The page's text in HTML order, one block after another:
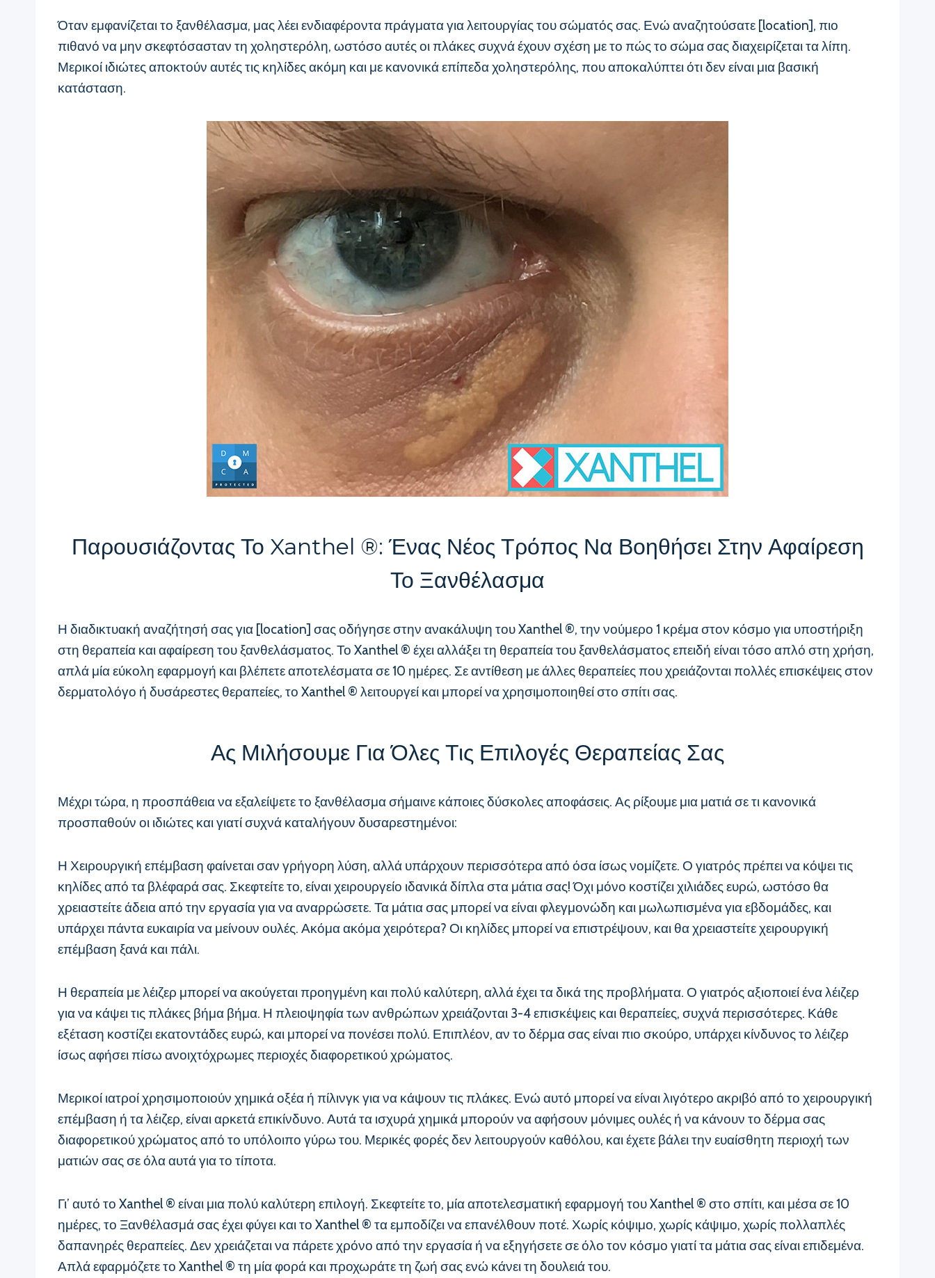
Όταν εμφανίζεται το ξανθέλασμα, μας λέει ενδιαφέροντα πράγματα για λειτουργίας του σώματός σας. Ενώ αναζητούσατε [location], πιο
πιθανό να μην σκεφτόσασταν τη χοληστερόλη, ωστόσο αυτές οι πλάκες συχνά έχουν σχέση με το πώς το σώμα σας διαχειρίζεται τα λίπη.
Μερικοί ιδιώτες αποκτούν αυτές τις κηλίδες ακόμη και με κανονικά επίπεδα χοληστερόλης, που αποκαλύπτει ότι δεν είναι μια βασική
κατάσταση.
Παρουσιάζοντας Το Xanthel ®: Ένας Νέος Τρόπος Να Βοηθήσει Στην Αφαίρεση
Το Ξανθέλασμα
Η διαδικτυακή αναζήτησή σας για [location] σας οδήγησε στην ανακάλυψη του Xanthel ®, την νούμερο 1 κρέμα στον κόσμο για υποστήριξη
στη θεραπεία και αφαίρεση του ξανθελάσματος. Το Xanthel ® έχει αλλάξει τη θεραπεία του ξανθελάσματος επειδή είναι τόσο απλό στη χρήση,
απλά μία εύκολη εφαρμογή και βλέπετε αποτελέσματα σε 10 ημέρες. Σε αντίθεση με άλλες θεραπείες που χρειάζονται πολλές επισκέψεις στον
δερματολόγο ή δυσάρεστες θεραπείες, το Xanthel ® λειτουργεί και μπορεί να χρησιμοποιηθεί στο σπίτι σας.
Ας Μιλήσουμε Για Όλες Τις Επιλογές Θεραπείας Σας
Μέχρι τώρα, η προσπάθεια να εξαλείψετε το ξανθέλασμα σήμαινε κάποιες δύσκολες αποφάσεις. Ας ρίξουμε μια ματιά σε τι κανονικά
προσπαθούν οι ιδιώτες και γιατί συχνά καταλήγουν δυσαρεστημένοι:
Η Χειρουργική επέμβαση φαίνεται σαν γρήγορη λύση, αλλά υπάρχουν περισσότερα από όσα ίσως νομίζετε. Ο γιατρός πρέπει να κόψει τις
κηλίδες από τα βλέφαρά σας. Σκεφτείτε το, είναι χειρουργείο ιδανικά δίπλα στα μάτια σας! Όχι μόνο κοστίζει χιλιάδες ευρώ, ωστόσο θα
χρειαστείτε άδεια από την εργασία για να αναρρώσετε. Τα μάτια σας μπορεί να είναι φλεγμονώδη και μωλωπισμένα για εβδομάδες, και
υπάρχει πάντα ευκαιρία να μείνουν ουλές. Ακόμα ακόμα χειρότερα? Οι κηλίδες μπορεί να επιστρέψουν, και θα χρειαστείτε χειρουργική
επέμβαση ξανά και πάλι.
Η θεραπεία με λέιζερ μπορεί να ακούγεται προηγμένη και πολύ καλύτερη, αλλά έχει τα δικά της προβλήματα. Ο γιατρός αξιοποιεί ένα λέιζερ
για να κάψει τις πλάκες βήμα βήμα. Η πλειοψηφία των ανθρώπων χρειάζονται 3-4 επισκέψεις και θεραπείες, συχνά περισσότερες. Κάθε
εξέταση κοστίζει εκατοντάδες ευρώ, και μπορεί να πονέσει πολύ. Επιπλέον, αν το δέρμα σας είναι πιο σκούρο, υπάρχει κίνδυνος το λέιζερ
ίσως αφήσει πίσω ανοιχτόχρωμες περιοχές διαφορετικού χρώματος.
Μερικοί ιατροί χρησιμοποιούν χημικά οξέα ή πίλινγκ για να κάψουν τις πλάκες. Ενώ αυτό μπορεί να είναι λιγότερο ακριβό από το χειρουργική
επέμβαση ή τα λέιζερ, είναι αρκετά επικίνδυνο. Αυτά τα ισχυρά χημικά μπορούν να αφήσουν μόνιμες ουλές ή να κάνουν το δέρμα σας
διαφορετικού χρώματος από το υπόλοιπο γύρω του. Μερικές φορές δεν λειτουργούν καθόλου, και έχετε βάλει την ευαίσθητη περιοχή των
ματιών σας σε όλα αυτά για το τίποτα.
Γι’ αυτό το Xanthel ® είναι μια πολύ καλύτερη επιλογή. Σκεφτείτε το, μία αποτελεσματική εφαρμογή του Xanthel ® στο σπίτι, και μέσα σε 10
ημέρες, το Ξανθέλασμά σας έχει φύγει και το Xanthel ® τα εμποδίζει να επανέλθουν ποτέ. Χωρίς κόψιμο, χωρίς κάψιμο, χωρίς πολλαπλές
δαπανηρές θεραπείες. Δεν χρειάζεται να πάρετε χρόνο από την εργασία ή να εξηγήσετε σε όλο τον κόσμο γιατί τα μάτια σας είναι επιδεμένα.
Απλά εφαρμόζετε το Xanthel ® τη μία φορά και προχωράτε τη ζωή σας ενώ κάνει τη δουλειά του.